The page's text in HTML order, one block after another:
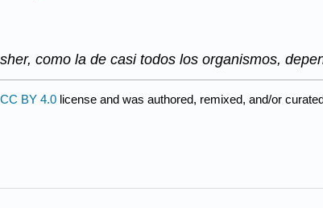
como la de casi todos los organismos,
CC BY 4.0 license and was authored, remixed, and/or